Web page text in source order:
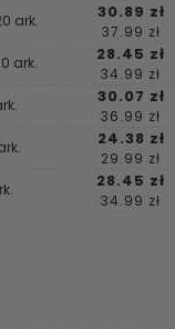
ark. 30.89 zł
37.99 zł
ark. 28.45 zł
34.99 zł
30.07 zł
36.99 zł
24.38 zł
29.99 zł
28.45 zł
34.99 zł